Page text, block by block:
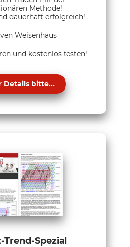
Methode!
dauerhaft erfolgreich!
Weisenhaus
und kostenlos testen!
Details bitte...
Trend-Spezial